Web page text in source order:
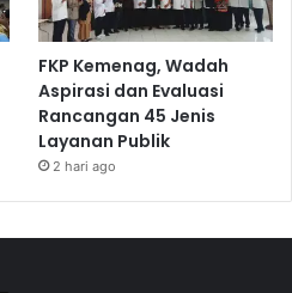
FKP Kemenag, Wadah
Aspirasi dan Evaluasi
Rancangan 45 Jenis
Layanan Publik
2 hari ago